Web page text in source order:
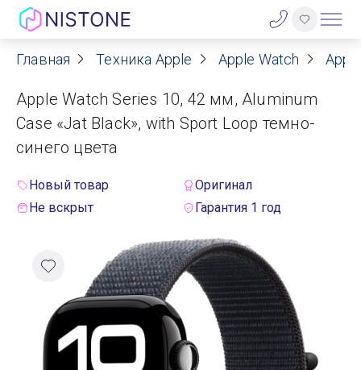
Акции
О нас
Блог
Договор оферты
Контакты
Оплата
Главная Техника Apple Apple Watch
Apple Watch Series 10, 42 мм, Aluminum
Case «Jat Black», with Sport Loop темно-
синего цвета
Новый товар
Оригинал
Не вскрыт
Гарантия 1 год